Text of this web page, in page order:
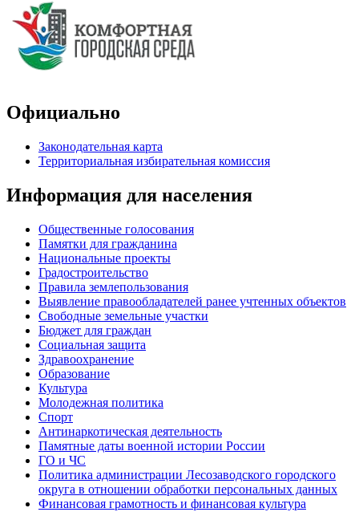
Официально
Законодательная карта
Территориальная избирательная комиссия
Информация для населения
Общественные голосования
Памятки для гражданина
Национальные проекты
Градостроительство
Правила землепользования
Выявление правообладателей ранее учтенных объектов
Свободные земельные участки
Бюджет для граждан
Социальная защита
Здравоохранение
Образование
Культура
Молодежная политика
Спорт
Антинаркотическая деятельность
Памятные даты военной истории России
ГО и ЧС
Политика администрации Лесозаводского городского
округа в отношении обработки персональных данных
Финансовая грамотность и финансовая культура